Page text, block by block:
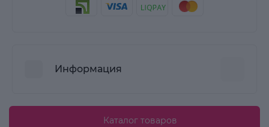
Информация
Пользовательское соглашение
Каталог товаров